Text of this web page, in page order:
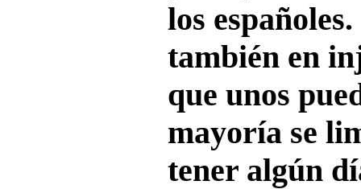
los
también en
que unos
mayoría se
tener algún